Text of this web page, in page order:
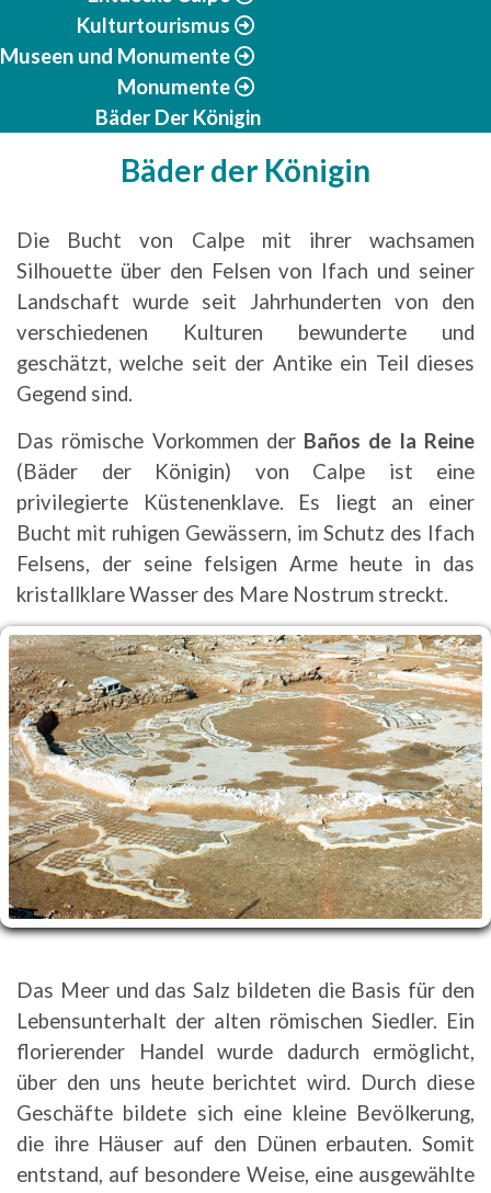
Kulturtourismus
Museen und Monumente
Monumente
Bäder Der Königin
Bäder der Königin
Die Bucht von Calpe mit ihrer wachsamen
Silhouette über den Felsen von Ifach und seiner
Landschaft wurde seit Jahrhunderten von den
verschiedenen Kulturen bewunderte und
geschätzt, welche seit der Antike ein Teil dieses
Gegend sind.
Das römische Vorkommen der Baños de la Reine
(Bäder der Königin) von Calpe ist eine
privilegierte Küstenenklave. Es liegt an einer
Bucht mit ruhigen Gewässern, im Schutz des Ifach
Felsens, der seine felsigen Arme heute in das
kristallklare Wasser des Mare Nostrum streckt.
Das Meer und das Salz bildeten die Basis für den
Lebensunterhalt der alten römischen Siedler. Ein
florierender Handel wurde dadurch ermöglicht,
über den uns heute berichtet wird. Durch diese
Geschäfte bildete sich eine kleine Bevölkerung,
die ihre Häuser auf den Dünen erbauten. Somit
entstand, auf besondere Weise, eine ausgewählte